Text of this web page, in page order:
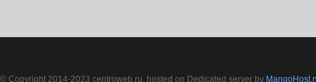
© Copyright 2014-2023 centroweb.ru, hosted on Dedicated server by